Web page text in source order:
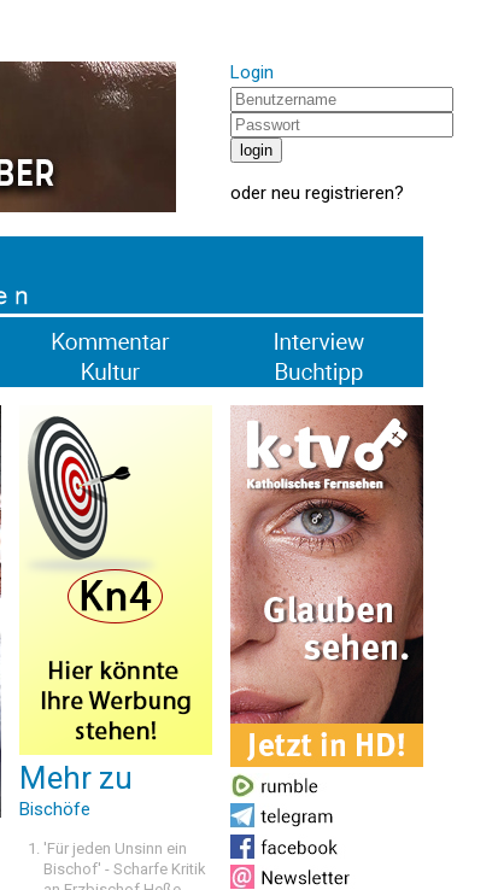
Login
oder neu registrieren?
Mehr zu
Bischöfe
'Für jeden Unsinn ein
Bischof' - Scharfe Kritik